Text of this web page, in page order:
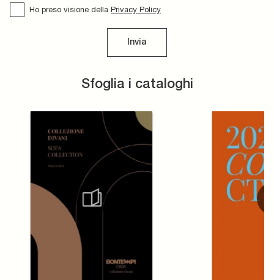
Sfoglia i cataloghi
Ho preso visione della Privacy Policy
Invia